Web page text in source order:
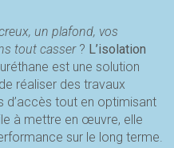
un plafond, vos
tout casser? L’isolation
est une solution
réaliser des travaux
d’accès tout en optimisant
à mettre en œuvre, elle
sur le long terme.